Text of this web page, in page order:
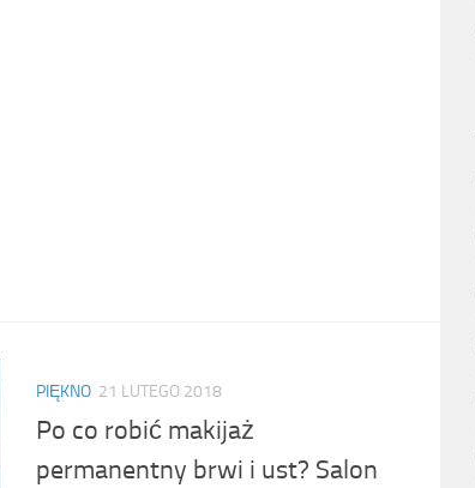
PIĘKNO 21 LUTEGO 2018
Po co robić makijaż
permanentny brwi i ust? Salon